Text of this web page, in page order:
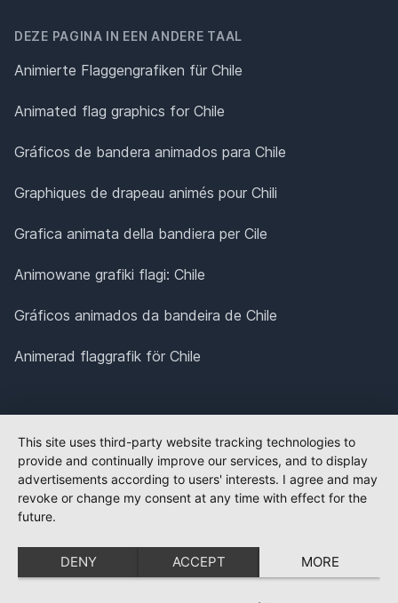
DEZE PAGINA IN EEN ANDERE TAAL
Animierte Flaggengrafiken für Chile
Animated flag graphics for Chile
Gráficos de bandera animados para Chile
Graphiques de drapeau animés pour Chili
Grafica animata della bandiera per Cile
Animowane grafiki flagi: Chile
Gráficos animados da bandeira de Chile
Animerad flaggrafik för Chile
This site uses third-party website tracking technologies to
provide and continually improve our services, and to display
advertisements according to users' interests. I agree and may
revoke or change my consent at any time with effect for the
future.
DENY ACCEPT MORE